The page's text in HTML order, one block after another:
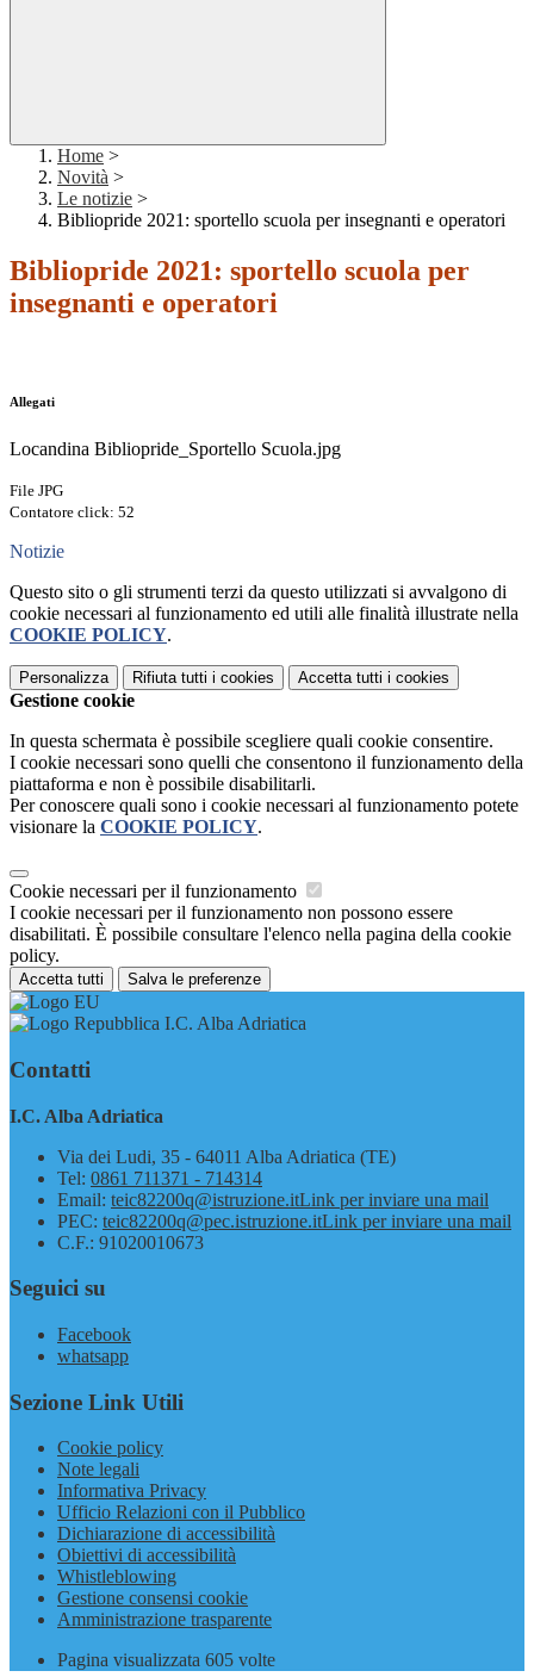
Home >
Novità >
Le notizie >
Bibliopride 2021: sportello scuola per insegnanti e operatori
Bibliopride 2021: sportello scuola per
insegnanti e operatori
Allegati
Locandina Bibliopride_Sportello Scuola.jpg
File JPG
Contatore click: 52
Notizie
Questo sito o gli strumenti terzi da questo utilizzati si avvalgono di
cookie necessari al funzionamento ed utili alle finalità illustrate nella
COOKIE POLICY.
Personalizza Rifiuta tutti i cookies Accetta tutti i cookies
Gestione cookie
In questa schermata è possibile scegliere quali cookie consentire.
I cookie necessari sono quelli che consentono il funzionamento della
piattaforma e non è possibile disabilitarli.
Per conoscere quali sono i cookie necessari al funzionamento potete
visionare la COOKIE POLICY.
Cookie necessari per il funzionamento
I cookie necessari per il funzionamento non possono essere
disabilitati. È possibile consultare l'elenco nella pagina della cookie
policy.
Accetta tutti Salva le preferenze
I.C. Alba Adriatica
Contatti
I.C. Alba Adriatica
Via dei Ludi, 35 - 64011 Alba Adriatica (TE)
Tel: 0861 711371 - 714314
Email: teic82200q@istruzione.itLink per inviare una mail
PEC: teic82200q@pec.istruzione.itLink per inviare una mail
C.F.: 91020010673
Seguici su
Facebook
whatsapp
Sezione Link Utili
Cookie policy
Note legali
Informativa Privacy
Ufficio Relazioni con il Pubblico
Dichiarazione di accessibilità
Obiettivi di accessibilità
Whistleblowing
Gestione consensi cookie
Amministrazione trasparente
Pagina visualizzata 605 volte